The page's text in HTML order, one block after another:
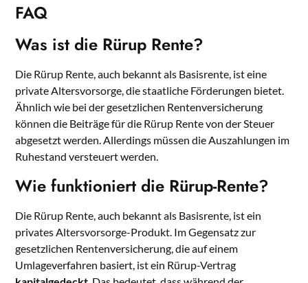
FAQ
Was ist die Rürup Rente?
Die Rürup Rente, auch bekannt als Basisrente, ist eine
private Altersvorsorge, die staatliche Förderungen bietet.
Ähnlich wie bei der gesetzlichen Rentenversicherung
können die Beiträge für die Rürup Rente von der Steuer
abgesetzt werden. Allerdings müssen die Auszahlungen im
Ruhestand versteuert werden.
Wie funktioniert die Rürup-Rente?
Die Rürup Rente, auch bekannt als Basisrente, ist ein
privates Altersvorsorge-Produkt. Im Gegensatz zur
gesetzlichen Rentenversicherung, die auf einem
Umlageverfahren basiert, ist ein Rürup-Vertrag